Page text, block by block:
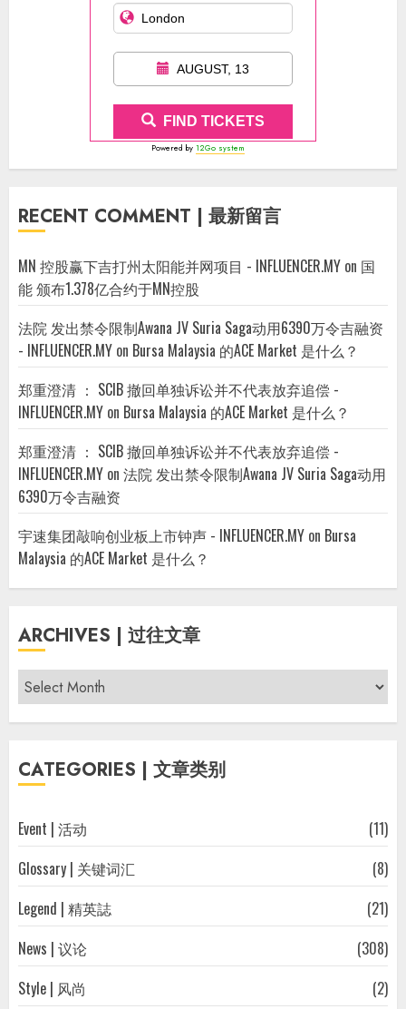
AUGUST, 13
FIND TICKETS
Powered by 12Go system
RECENT COMMENT | 最新留言
MN 控股赢下吉打州太阳能并网项目 - INFLUENCER.MY on 国
能 颁布1.378亿合约于MN控股
法院 发出禁令限制Awana JV Suria Saga动用6390万令吉融资
- INFLUENCER.MY on Bursa Malaysia 的ACE Market 是什么？
郑重澄清 ： SCIB 撤回单独诉讼并不代表放弃追偿 -
INFLUENCER.MY on Bursa Malaysia 的ACE Market 是什么？
郑重澄清 ： SCIB 撤回单独诉讼并不代表放弃追偿 -
INFLUENCER.MY on 法院 发出禁令限制Awana JV Suria Saga动用
6390万令吉融资
宇速集团敲响创业板上市钟声 - INFLUENCER.MY on Bursa
Malaysia 的ACE Market 是什么？
ARCHIVES | 过往文章
Archives
|
过
文
CATEGORIES | 文章类别
Event | 活动
(11)
Glossary | 关键词汇
(8)
Legend | 精英誌
(21)
News | 议论
(308)
Style | 风尚
(2)